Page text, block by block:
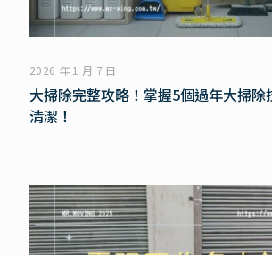
2026 年 1 月 7 日
大掃除完整攻略！掌握5個過年大掃除
清潔！